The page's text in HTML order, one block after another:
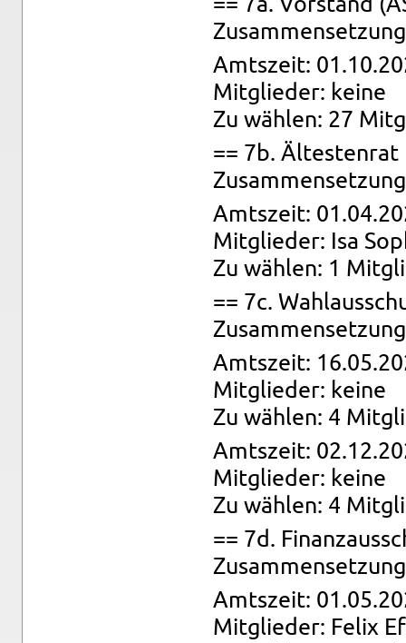
Amts­zeit:
Mit­glie­der: keine
Zu wäh­len: 27
== 7b. Äl­tes­ten­rat
Amts­zeit:
Mit­glie­der: Isa
Zu wäh­len: 1
== 7c.
Amts­zeit:
Mit­glie­der: keine
Zu wäh­len: 4
Amts­zeit:
Mit­glie­der: keine
Zu wäh­len: 4
== 7d.
Amts­zeit:
Mit­glie­der: Felix